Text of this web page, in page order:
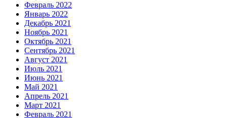
Февраль 2022
Январь 2022
Декабрь 2021
Ноябрь 2021
Октябрь 2021
Сентябрь 2021
Август 2021
Июль 2021
Июнь 2021
Май 2021
Апрель 2021
Март 2021
Февраль 2021